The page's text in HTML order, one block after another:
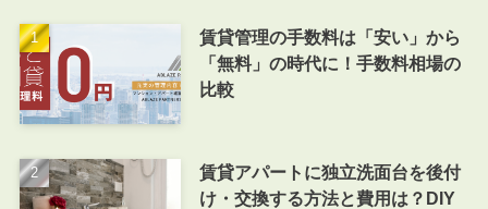
賃貸管理の手数料は「安い」から
「無料」の時代に！手数料相場の
比較
賃貸アパートに独立洗面台を後付
け・交換する方法と費用は？DIY